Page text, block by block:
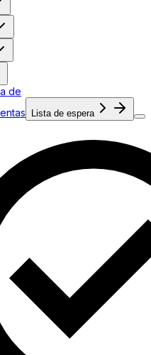
de
Lista de espera